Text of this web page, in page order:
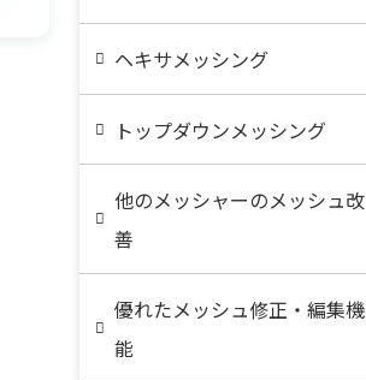
ヘキサメッシング
トップダウンメッシング
他のメッシャーのメッシュ改
善
優れたメッシュ修正・編集機
能